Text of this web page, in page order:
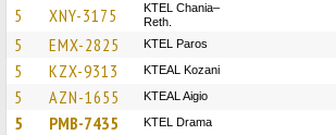
5 XNY-3175
KTEL Chania–
Reth.
5 EMX-2825 KTEL Paros
5 KZX-9313 KTEAL Kozani
5 AZN-1655 KTEAL Aigio
5 PMB-7435 KTEL Drama